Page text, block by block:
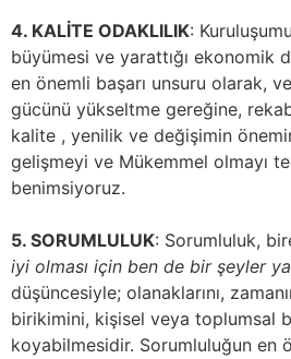
4. KALİTE ODAKLILIK:
büyümesi ve yarattığı ekonomik
en önemli başarı unsuru olarak,
gücünü yükseltme gereğine,
kalite , yenilik ve değişimin
gelişmeyi ve Mükemmel olmayı
benimsiyoruz.
5. SORUMLULUK: Sorumluluk,
iyi olması için ben de bir şeyler
düşüncesiyle; olanaklarını,
birikimini, kişisel veya toplumsal
koyabilmesidir. Sorumluluğun en